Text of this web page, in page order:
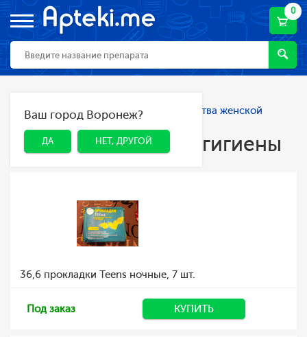
0
ДА НЕТ, ДРУГОЙ
Ваш город Воронеж?
ДА НЕТ, ДРУГОЙ
Главная Каталог Гигиена
Средства женской
гигиены
Средства женской гигиены
36,6 прокладки Teens ночные, 7 шт.
Под заказ КУПИТЬ